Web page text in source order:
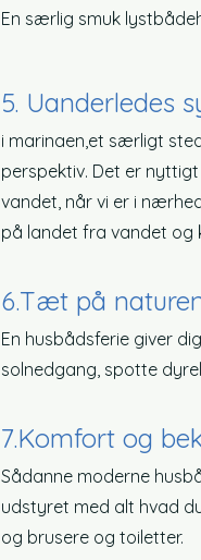
En særlig smuk
5. Uanderledes
i marinaen,et særligt
perspektiv. Det er
vandet, når vi er i
på landet fra vandet og
6.Tæt på
En husbådsferie giver
solnedgang, spotte
7.Komfort og
Sådanne moderne
udstyret med alt hvad
og brusere og toiletter.